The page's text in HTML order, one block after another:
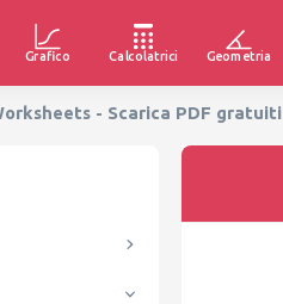
Grafico Calcolatrici Geometria
- Scarica PDF gratuiti